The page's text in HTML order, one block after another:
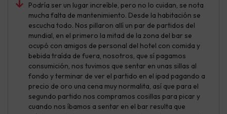
Podría ser un lugar increíble, pero no lo cuidan, se nota
mucha falta de mantenimiento. Desde la habitación se
escucha todo. Nos pillaron allí un par de partidos del
mundial, en el primero la mitad de la zona del bar se
ocupó con amigos de personal del hotel con comida y
bebida traída de fuera, nosotros, que sí pagamos
consumición, nos tuvimos que sentar en unas sillas al
fondo y terminar de ver el partido en el ipad pagando a
precio de oro una cena muy normalita, así que para el
segundo partido nos compramos cosillas para picar y
cuando nos íbamos a sentar en el bar resulta que